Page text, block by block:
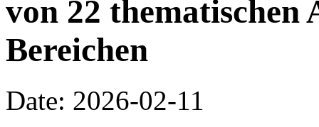
von 22
Bereichen
Date: 2026-02-11